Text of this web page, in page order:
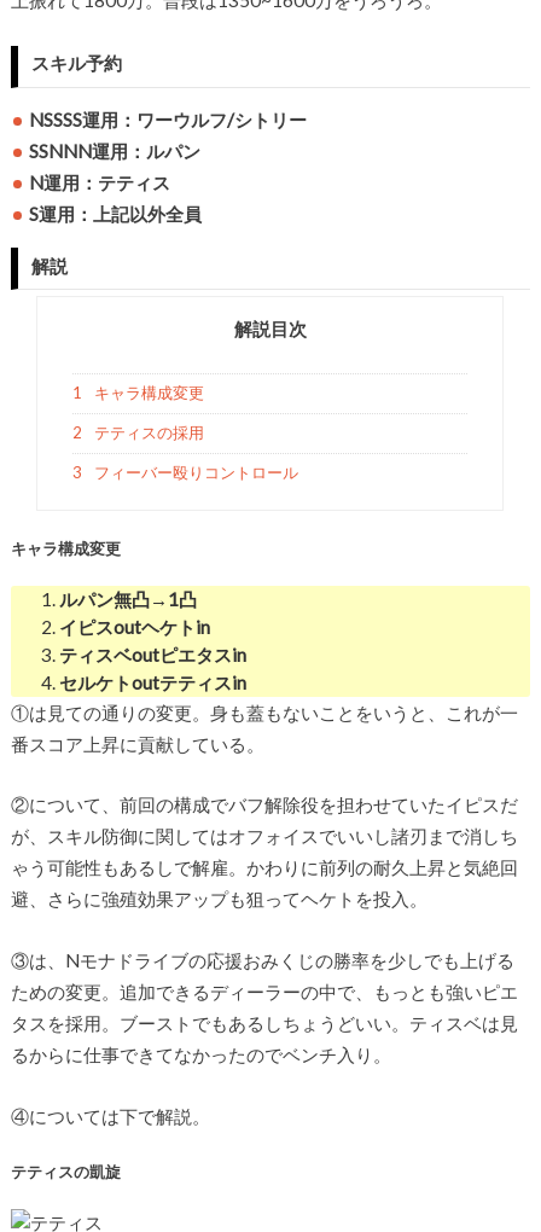
スキル予約
NSSSS運用：ワーウルフ/シトリー
SSNNN運用：ルパン
N運用：テティス
S運用：上記以外全員
解説
解説目次
1 キャラ構成変更
2 テティスの採用
3 フィーバー殴りコントロール
キャラ構成変更
ルパン無凸→1凸
イピスoutヘケトin
ティスベoutピエタスin
セルケトoutテティスin
①は見ての通りの変更。身も蓋もないことをいうと、これが一
番スコア上昇に貢献している。
②について、前回の構成でバフ解除役を担わせていたイピスだ
が、スキル防御に関してはオフォイスでいいし諸刃まで消しち
ゃう可能性もあるしで解雇。かわりに前列の耐久上昇と気絶回
避、さらに強殖効果アップも狙ってヘケトを投入。
③は、Nモナドライブの応援おみくじの勝率を少しでも上げる
ための変更。追加できるディーラーの中で、もっとも強いピエ
タスを採用。ブーストでもあるしちょうどいい。ティスベは見
るからに仕事できてなかったのでベンチ入り。
④については下で解説。
テティスの凱旋